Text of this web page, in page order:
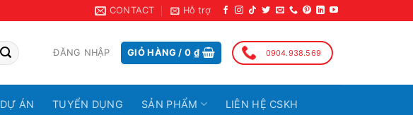
CONTACT Hỗ trợ
ĐĂNG NHẬP GIỎ HÀNG /0 ₫ 0904.938.569
DỰ ÁN TUYỂN DỤNG SẢN PHẨM LIÊN HỆ CSKH